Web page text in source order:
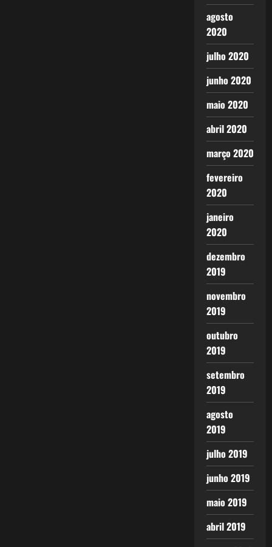
agosto
2020
julho 2020
junho 2020
maio 2020
abril 2020
março 2020
fevereiro
2020
janeiro
2020
dezembro
2019
novembro
2019
outubro
2019
setembro
2019
agosto
2019
julho 2019
junho 2019
maio 2019
abril 2019